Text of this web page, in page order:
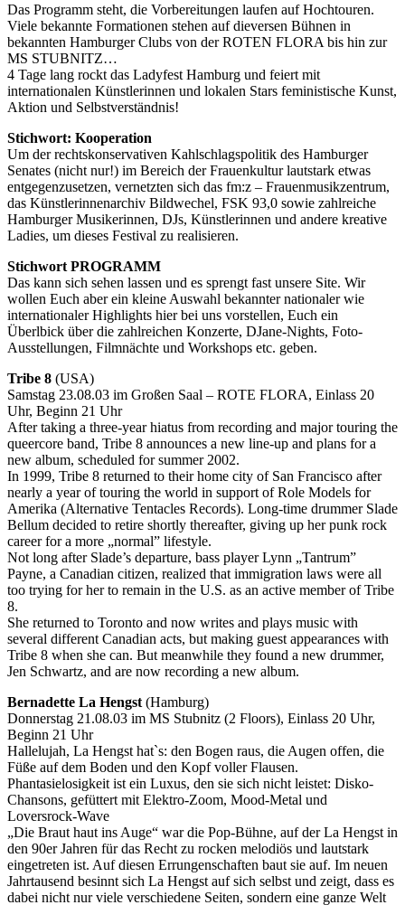
Das Programm steht, die Vorbereitungen laufen auf Hochtouren.
Viele bekannte Formationen stehen auf dieversen Bühnen in
bekannten Hamburger Clubs von der ROTEN FLORA bis hin zur
MS STUBNITZ…
4 Tage lang rockt das Ladyfest Hamburg und feiert mit
internationalen Künstlerinnen und lokalen Stars feministische Kunst,
Aktion und Selbstverständnis!
Stichwort: Kooperation
Um der rechtskonservativen Kahlschlagspolitik des Hamburger
Senates (nicht nur!) im Bereich der Frauenkultur lautstark etwas
entgegenzusetzen, vernetzten sich das fm:z – Frauenmusikzentrum,
das Künstlerinnenarchiv Bildwechel, FSK 93,0 sowie zahlreiche
Hamburger Musikerinnen, DJs, Künstlerinnen und andere kreative
Ladies, um dieses Festival zu realisieren.
Stichwort PROGRAMM
Das kann sich sehen lassen und es sprengt fast unsere Site. Wir
wollen Euch aber ein kleine Auswahl bekannter nationaler wie
internationaler Highlights hier bei uns vorstellen, Euch ein
Überlbick über die zahlreichen Konzerte, DJane-Nights, Foto-
Ausstellungen, Filmnächte und Workshops etc. geben.
Tribe 8 (USA)
Samstag 23.08.03 im Großen Saal – ROTE FLORA, Einlass 20
Uhr, Beginn 21 Uhr
After taking a three-year hiatus from recording and major touring the
queercore band, Tribe 8 announces a new line-up and plans for a
new album, scheduled for summer 2002.
In 1999, Tribe 8 returned to their home city of San Francisco after
nearly a year of touring the world in support of Role Models for
Amerika (Alternative Tentacles Records). Long-time drummer Slade
Bellum decided to retire shortly thereafter, giving up her punk rock
career for a more „normal” lifestyle.
Not long after Slade’s departure, bass player Lynn „Tantrum”
Payne, a Canadian citizen, realized that immigration laws were all
too trying for her to remain in the U.S. as an active member of Tribe
8.
She returned to Toronto and now writes and plays music with
several different Canadian acts, but making guest appearances with
Tribe 8 when she can. But meanwhile they found a new drummer,
Jen Schwartz, and are now recording a new album.
Bernadette La Hengst (Hamburg)
Donnerstag 21.08.03 im MS Stubnitz (2 Floors), Einlass 20 Uhr,
Beginn 21 Uhr
Hallelujah, La Hengst hat`s: den Bogen raus, die Augen offen, die
Füße auf dem Boden und den Kopf voller Flausen.
Phantasielosigkeit ist ein Luxus, den sie sich nicht leistet: Disko-
Chansons, gefüttert mit Elektro-Zoom, Mood-Metal und
Loversrock-Wave
„Die Braut haut ins Auge“ war die Pop-Bühne, auf der La Hengst in
den 90er Jahren für das Recht zu rocken melodiös und lautstark
eingetreten ist. Auf diesen Errungenschaften baut sie auf. Im neuen
Jahrtausend besinnt sich La Hengst auf sich selbst und zeigt, dass es
dabei nicht nur viele verschiedene Seiten, sondern eine ganze Welt